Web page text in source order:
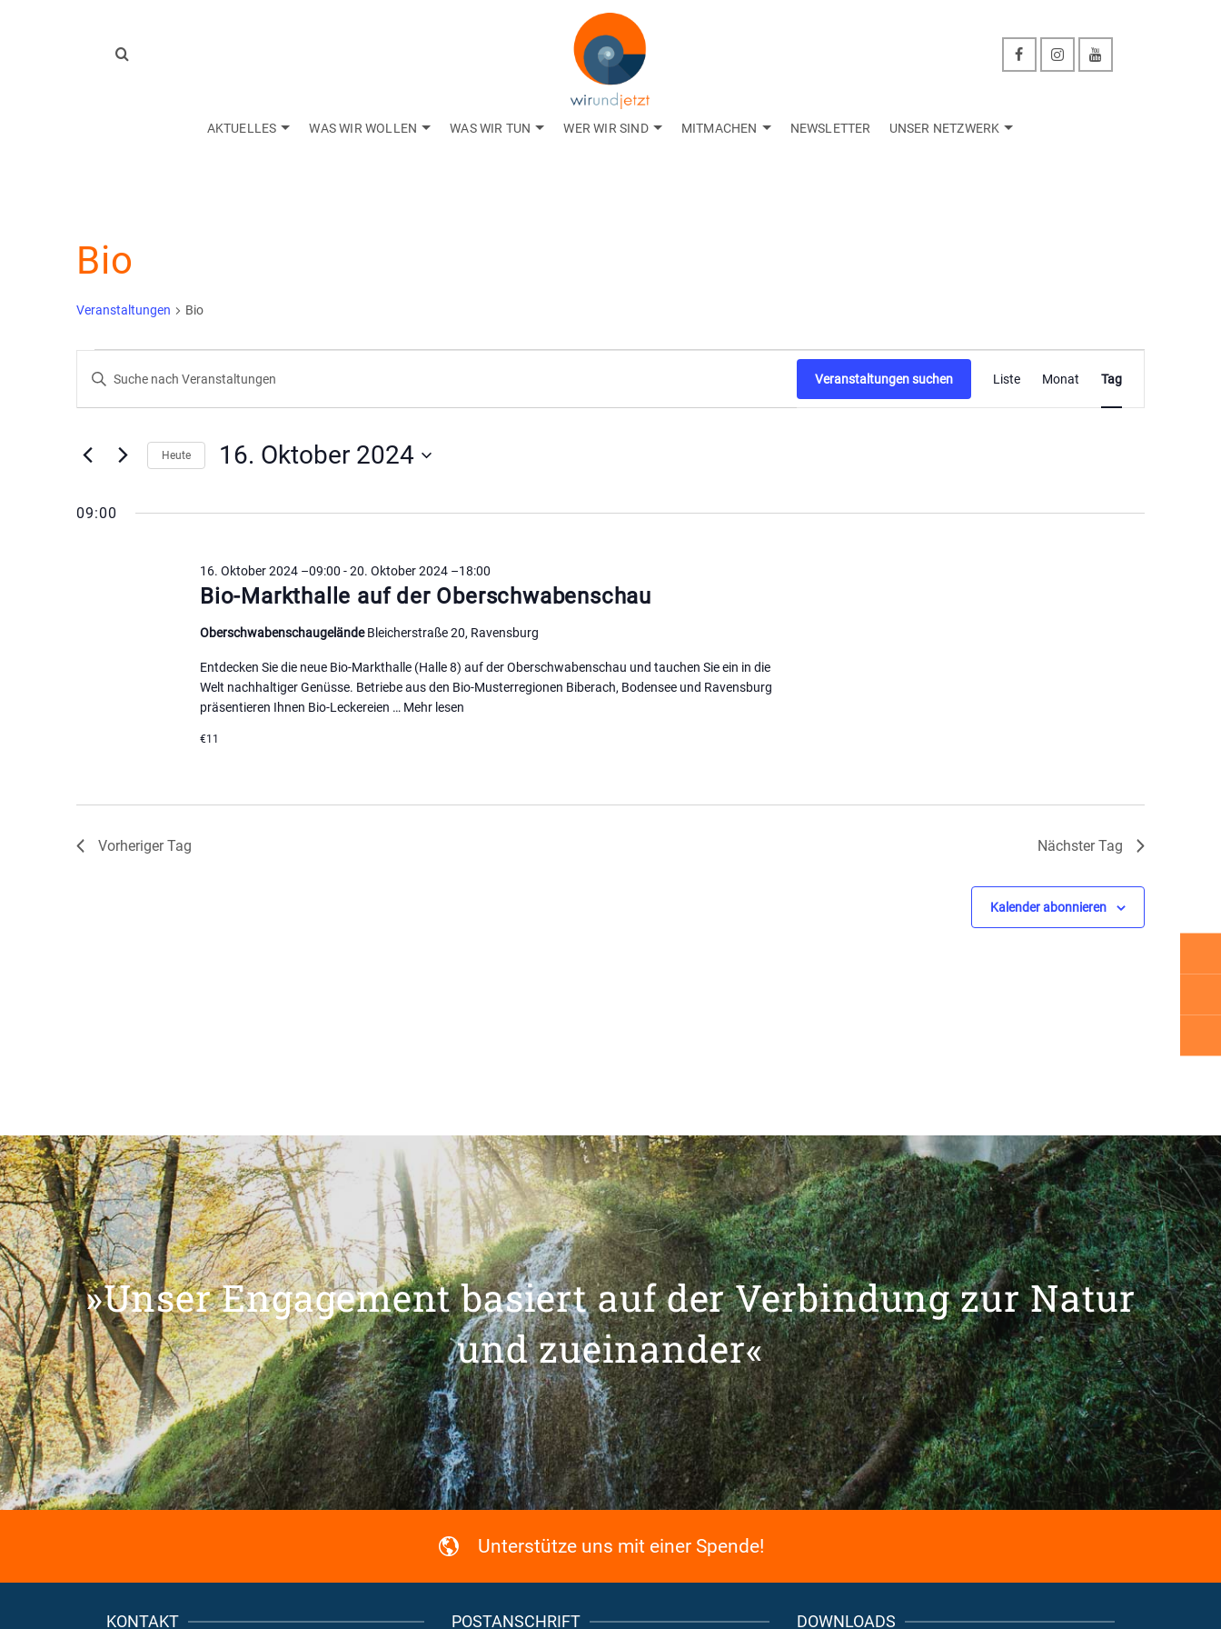
AKTUELLES WAS WIR WOLLEN WAS WIR TUN WER WIR SIND MITMACHEN NEWSLETTER UNSER NETZWERK
Bio
Veranstaltungen Bio
Veranstaltungen
für
16.
Oktober
Veranstaltungen
Suche
und
Ansichten,
Bitte
Suche
Veranstaltungen suchen
Ansichten-
Liste Monat Tag
Heute 16. Oktober 2024
wählen.
09:00
Bio-Markthalle auf der Oberschwabenschau
16. Oktober 2024 –09:00 -20. Oktober 2024 –18:00
OberschwabenschaugeländeBleicherstraße 20, Ravensburg
Entdecken Sie die neue Bio-Markthalle (Halle 8) auf der Oberschwabenschau und tauchen Sie ein in die
Welt nachhaltiger Genüsse. Betriebe aus den Bio-Musterregionen Biberach, Bodensee und Ravensburg
präsentieren Ihnen Bio-Leckereien … Mehr lesen
€11
Vorheriger Tag Nächster Tag
Kalender abonnieren
»Unser Engagement basiert auf der Verbindung zur Natur
und zueinander«
Unterstütze uns mit einer Spende!
KONTAKT POSTANSCHRIFT DOWNLOADS